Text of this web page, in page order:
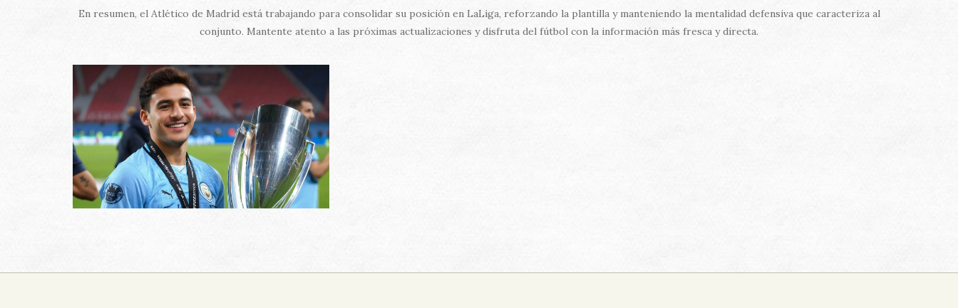
En resumen, el Atlético de Madrid está trabajando para consolidar su posición en LaLiga, reforzando la plantilla y manteniendo la mentalidad defensiva que caracteriza al
conjunto. Mantente atento a las próximas actualizaciones y disfruta del fútbol con la información más fresca y directa.